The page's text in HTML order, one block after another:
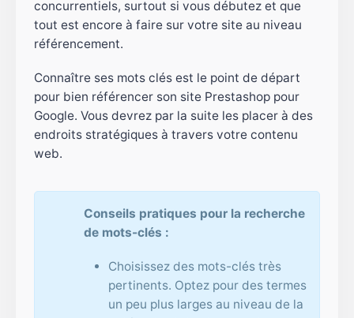
concurrentiels, surtout si vous débutez et que
tout est encore à faire sur votre site au niveau
référencement.
Connaître ses mots clés est le point de départ
pour bien référencer son site Prestashop pour
Google. Vous devrez par la suite les placer à des
endroits stratégiques à travers votre contenu
web.
Conseils pratiques pour la recherche
de mots-clés :
Choisissez des mots-clés très
pertinents. Optez pour des termes
un peu plus larges au niveau de la